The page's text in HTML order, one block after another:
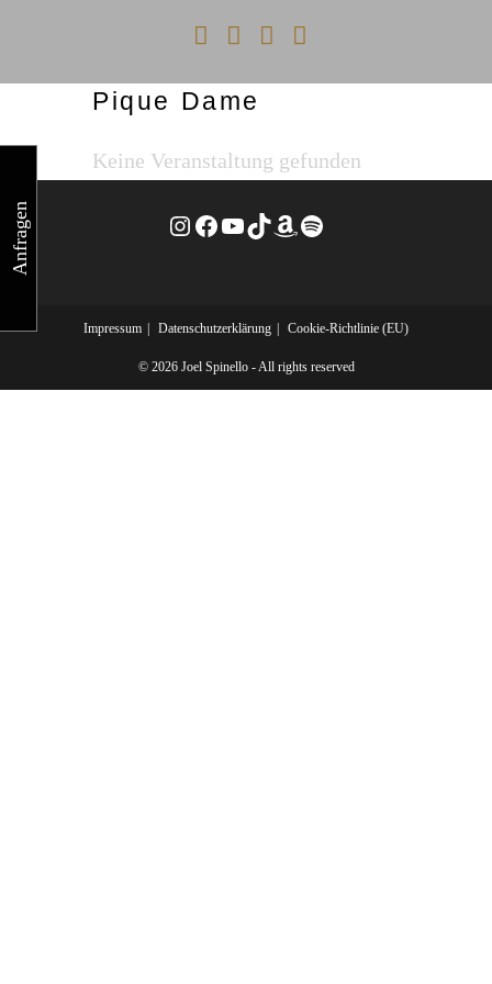
Pique Dame
Keine Veranstaltung gefunden
Instagram
Facebook
YouTube
TikTokAmazon
Spotify
Impressum Datenschutzerklärung Cookie-Richtlinie (EU)
© 2026 Joel Spinello - All rights reserved
Anfragen